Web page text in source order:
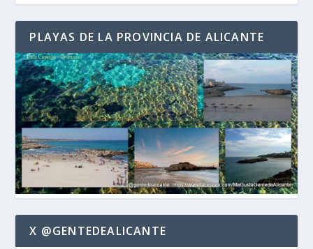
PLAYAS DE LA PROVINCIA DE ALICANTE
X @GENTEDEALICANTE